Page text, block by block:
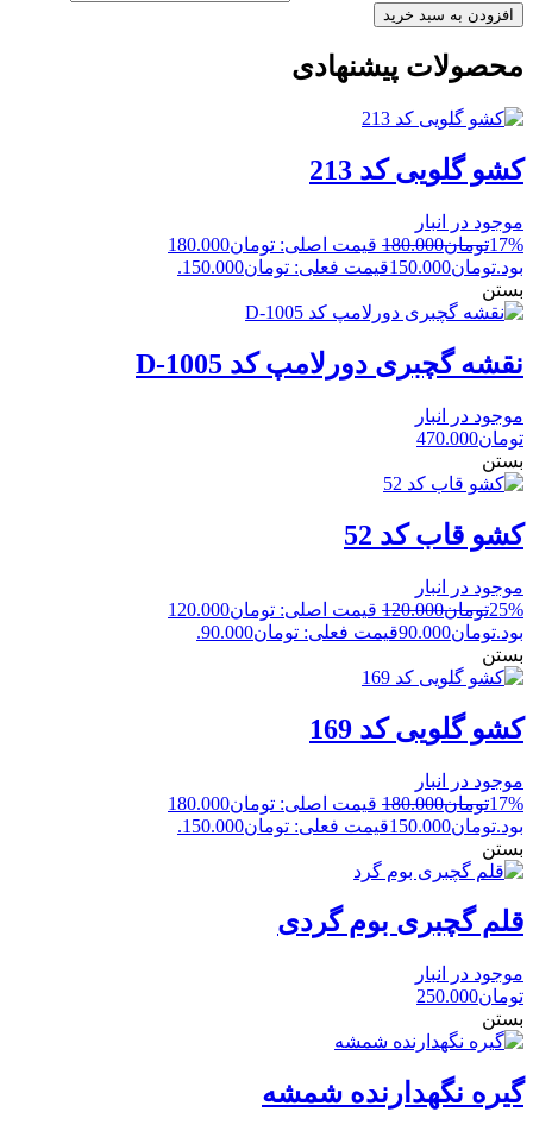
افزودن به سبد خرید
محصولات پیشنهادی
کشو گلویی کد 213
موجود در انبار
17%تومان180.000
قیمت اصلی: تومان180.000
بود.تومان150.000قیمت فعلی: تومان150.000.
بستن
نقشه گچبری دورلامپ کد D-1005
موجود در انبار
تومان470.000
بستن
کشو قاب کد 52
موجود در انبار
25%تومان120.000
قیمت اصلی: تومان120.000
بود.تومان90.000قیمت فعلی: تومان90.000.
بستن
کشو گلویی کد 169
موجود در انبار
17%تومان180.000
قیمت اصلی: تومان180.000
بود.تومان150.000قیمت فعلی: تومان150.000.
بستن
قلم گچبری بوم گردی
موجود در انبار
تومان250.000
بستن
گیره نگهدارنده شمشه